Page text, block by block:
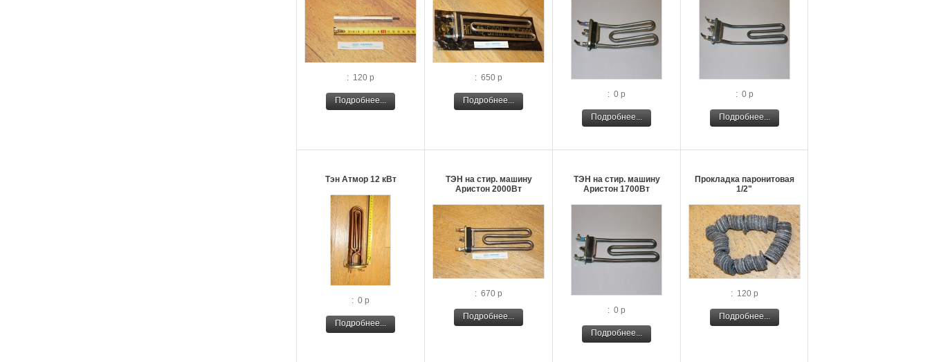
: 120 р
Подробнее...
: 650 р
Подробнее...
: 0 р
Подробнее...
: 0 р
Подробнее...
Тэн Атмор 12 кВт
: 0 р
Подробнее...
ТЭН на стир. машину
Аристон 2000Вт
: 670 р
Подробнее...
ТЭН на стир. машину
Аристон 1700Вт
: 0 р
Подробнее...
Прокладка паронитовая
1/2"
: 120 р
Подробнее...